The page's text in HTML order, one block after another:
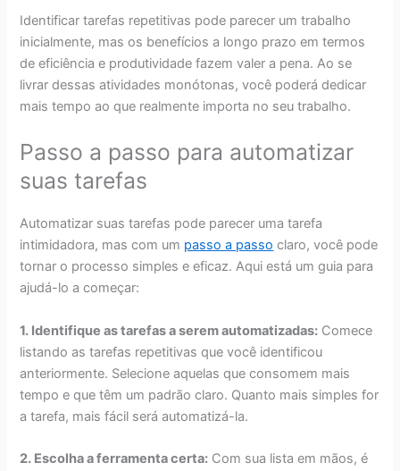
Identificar tarefas repetitivas pode parecer um trabalho
inicialmente, mas os benefícios a longo prazo em termos
de eficiência e produtividade fazem valer a pena. Ao se
livrar dessas atividades monótonas, você poderá dedicar
mais tempo ao que realmente importa no seu trabalho.
Passo a passo para automatizar
suas tarefas
Automatizar suas tarefas pode parecer uma tarefa
intimidadora, mas com um passo a passo claro, você pode
tornar o processo simples e eficaz. Aqui está um guia para
ajudá-lo a começar:
1. Identifique as tarefas a serem automatizadas: Comece
listando as tarefas repetitivas que você identificou
anteriormente. Selecione aquelas que consomem mais
tempo e que têm um padrão claro. Quanto mais simples for
a tarefa, mais fácil será automatizá-la.
2. Escolha a ferramenta certa: Com sua lista em mãos, é